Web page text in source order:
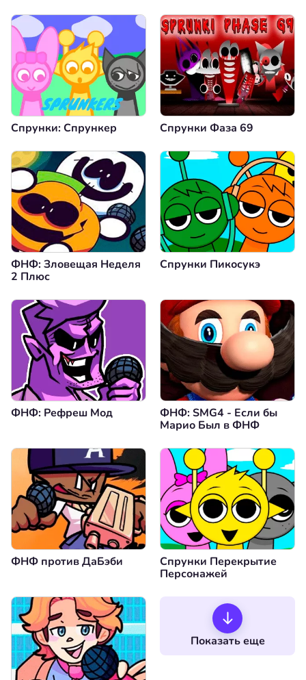
Спрунки: Спрункер Спрунки Фаза 69
ФНФ: Зловещая Неделя
2 Плюс
Спрунки Пикосукэ
ФНФ: Рефреш Мод
ФНФ: SMG4 - Если бы
Марио Был в ФНФ
ФНФ против ДаБэби
Спрунки Перекрытие
Персонажей
Показать еще